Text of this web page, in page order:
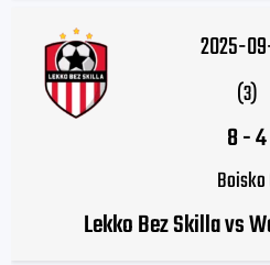
2025-
(3)
8-4
Boisko
Lekko Bez Skilla vs